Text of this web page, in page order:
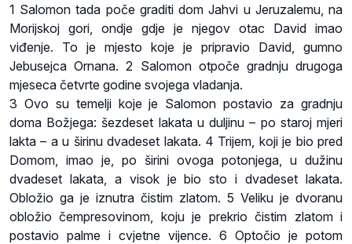
1 Salomon tada poče graditi dom Jahvi u Jeruzalemu, na
Morijskoj gori, ondje gdje je njegov otac David imao
viđenje. To je mjesto koje je pripravio David, gumno
Jebusejca Ornana. 2 Salomon otpoče gradnju drugoga
mjeseca četvrte godine svojega vladanja.
3 Ovo su temelji koje je Salomon postavio za gradnju
doma Božjega: šezdeset lakata u duljinu – po staroj mjeri
lakta – a u širinu dvadeset lakata. 4 Trijem, koji je bio pred
Domom, imao je, po širini ovoga potonjega, u dužinu
dvadeset lakata, a visok je bio sto i dvadeset lakata.
Obložio ga je iznutra čistim zlatom. 5 Veliku je dvoranu
obložio čempresovinom, koju je prekrio čistim zlatom i
postavio palme i cvjetne vijence. 6 Optočio je potom